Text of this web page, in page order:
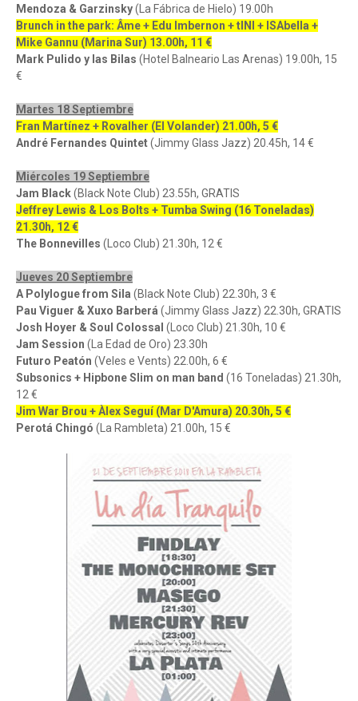
Mendoza & Garzinsky(La Fábrica de Hielo) 19.00h
Brunch in the park: Âme + Edu Imbernon + tINI + ISAbella +
Mike Gannu (Marina Sur) 13.00h, 11 €
Mark Pulido y las Bilas (Hotel Balneario Las Arenas) 19.00h, 15
€
Martes 18 Septiembre
Fran Martínez + Rovalher (El Volander) 21.00h, 5 €
André Fernandes Quintet(Jimmy Glass Jazz) 20.45h, 14 €
Miércoles 19 Septiembre
Jam Black(Black Note Club) 23.55h, GRATIS
Jeffrey Lewis & Los Bolts + Tumba Swing (16 Toneladas)
21.30h, 12 €
The Bonnevilles (Loco Club) 21.30h, 12 €
Jueves 20 Septiembre
A Polylogue from Sila (Black Note Club) 22.30h, 3 €
Pau Viguer & Xuxo Barberá (Jimmy Glass Jazz) 22.30h, GRATIS
Josh Hoyer & Soul Colossal (Loco Club) 21.30h, 10 €
Jam Session (La Edad de Oro) 23.30h
Futuro Peatón (Veles e Vents) 22.00h, 6 €
Subsonics + Hipbone Slim on man band (16 Toneladas) 21.30h,
12 €
Jim War Brou + Àlex Seguí (Mar D'Amura) 20.30h, 5 €
Perotá Chingó (La Rambleta) 21.00h, 15 €